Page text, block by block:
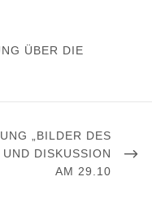
ÜBER DIE
„BILDER DES
DISKUSSION
AM 29.10